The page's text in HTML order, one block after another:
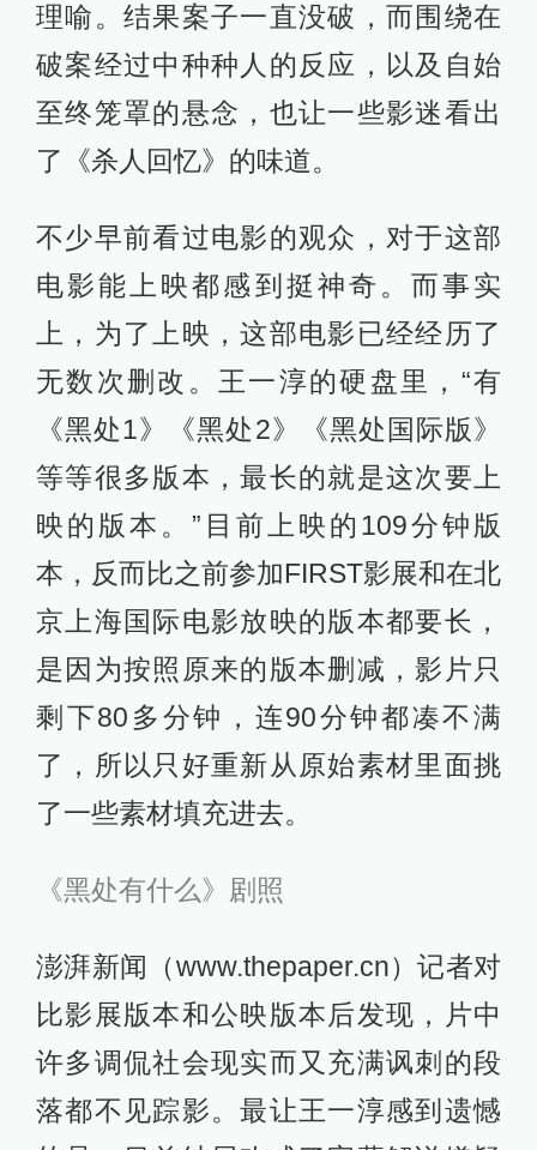
理喻。结果案子一直没破，而围绕在
破案经过中种种人的反应，以及自始
至终笼罩的悬念，也让一些影迷看出
了《杀人回忆》的味道。
不少早前看过电影的观众，对于这部
电影能上映都感到挺神奇。而事实
上，为了上映，这部电影已经经历了
无数次删改。王一淳的硬盘里，“有
《黑处1》《黑处2》《黑处国际版》
等等很多版本，最长的就是这次要上
映的版本。”目前上映的109分钟版
本，反而比之前参加FIRST影展和在北
京上海国际电影放映的版本都要长，
是因为按照原来的版本删减，影片只
剩下80多分钟，连90分钟都凑不满
了，所以只好重新从原始素材里面挑
了一些素材填充进去。
《黑处有什么》剧照
澎湃新闻（www.thepaper.cn）记者对
比影展版本和公映版本后发现，片中
许多调侃社会现实而又充满讽刺的段
落都不见踪影。最让王一淳感到遗憾